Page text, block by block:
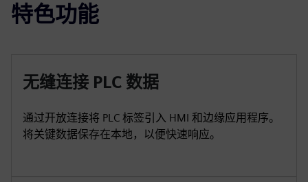
特色功能
无缝连接 PLC 数据
通过开放连接将 PLC 标签引入 HMI 和边缘应用程序。
将关键数据保存在本地，以便快速响应。